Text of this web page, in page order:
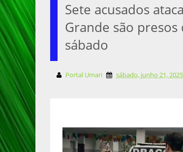
Sete acusados
Grande são
sábado
Portal Umari sábado, junho 21, 2025